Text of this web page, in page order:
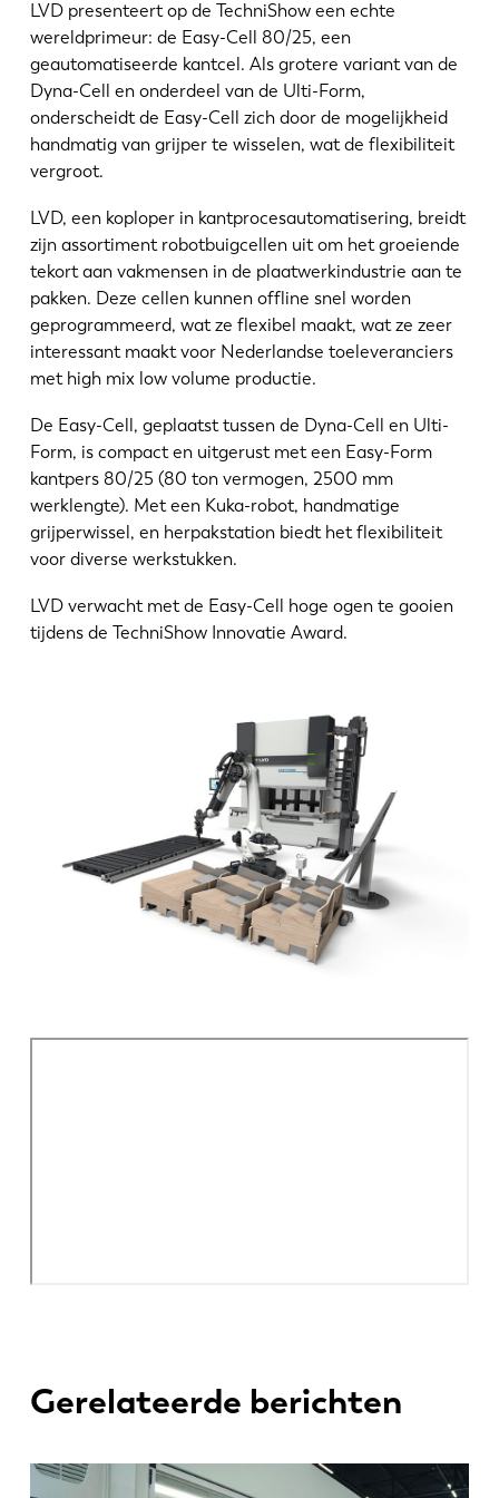
LVD presenteert op de TechniShow een echte
wereldprimeur: de Easy-Cell 80/25, een
geautomatiseerde kantcel. Als grotere variant van de
Dyna-Cell en onderdeel van de Ulti-Form,
onderscheidt de Easy-Cell zich door de mogelijkheid
handmatig van grijper te wisselen, wat de flexibiliteit
vergroot.
LVD, een koploper in kantprocesautomatisering, breidt
zijn assortiment robotbuigcellen uit om het groeiende
tekort aan vakmensen in de plaatwerkindustrie aan te
pakken. Deze cellen kunnen offline snel worden
geprogrammeerd, wat ze flexibel maakt, wat ze zeer
interessant maakt voor Nederlandse toeleveranciers
met high mix low volume productie.
De Easy-Cell, geplaatst tussen de Dyna-Cell en Ulti-
Form, is compact en uitgerust met een Easy-Form
kantpers 80/25 (80 ton vermogen, 2500 mm
werklengte). Met een Kuka-robot, handmatige
grijperwissel, en herpakstation biedt het flexibiliteit
voor diverse werkstukken.
LVD verwacht met de Easy-Cell hoge ogen te gooien
tijdens de TechniShow Innovatie Award.
Gerelateerde berichten
EN NL
FR EN-US
Ontdek LVD
Klantenverhalen
Events
Kenniscentrum
Sectoren en oplossingen
Jobs
Contacteer ons